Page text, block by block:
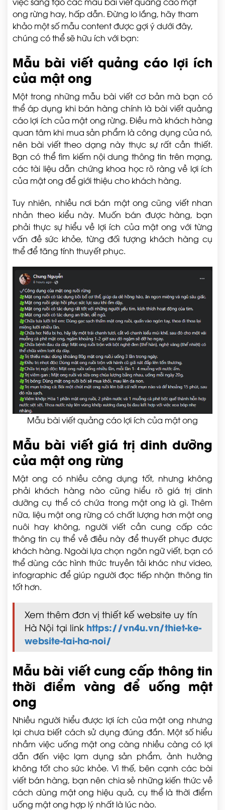
ong rừng hay, hấp dẫn. Đừng lo lắng, hãy tham
khảo một số mẫu content được gợi ý dưới đây,
chúng có thể sẽ hữu ích với bạn:
Mẫu bài viết quảng cáo lợi ích
của mật ong
Một trong những mẫu bài viết cơ bản mà bạn có
thể áp dụng khi bán hàng chính là bài viết quảng
cáo lợi ích của mật ong rừng. Điều mà khách hàng
quan tâm khi mua sản phẩm là công dụng của nó,
nên bài viết theo dạng này thực sự rất cần thiết.
Bạn có thể tìm kiếm nội dung thông tin trên mạng,
các tài liệu dẫn chứng khoa học rõ ràng về lợi ích
của mật ong để giới thiệu cho khách hàng.
Tuy nhiên, nhiều nơi bán mật ong cũng viết nhan
nhản theo kiểu này. Muốn bán được hàng, bạn
phải thực sự hiểu về lợi ích của mật ong với từng
vấn đề sức khỏe, từng đối tượng khách hàng cụ
thể để tăng tính thuyết phục.
Mẫu bài viết quảng cáo lợi ích của mật ong
Mẫu bài viết giá trị dinh dưỡng
của mật ong rừng
Mật ong có nhiều công dụng tốt, nhưng không
phải khách hàng nào cũng hiểu rõ giá trị dinh
dưỡng cụ thể có chứa trong mật ong là gì. Thêm
nữa, liệu mật ong rừng có chất lượng hơn mật ong
nuôi hay không, người viết cần cung cấp các
thông tin cụ thể về điều này để thuyết phục được
khách hàng. Ngoài lựa chọn ngôn ngữ viết, bạn có
thể dùng các hình thức truyền tải khác như video,
infographic để giúp người đọc tiếp nhận thông tin
tốt hơn.
Xem thêm đơn vị thiết kế website uy tín
Hà Nội tại link https://vn4u.vn/thiet-ke-
website-tai-ha-noi/
Mẫu bài viết cung cấp thông tin
thời điểm vàng để uống mật
ong
Nhiều người hiểu được lợi ích của mật ong nhưng
lại chưa biết cách sử dụng đúng đắn. Một số hiểu
nhầm việc uống mật ong càng nhiều càng có lợi
dẫn đến việc lạm dụng sản phẩm, ảnh hưởng
không tốt cho sức khỏe. Vì thế, bên cạnh các bài
viết bán hàng, bạn nên chia sẻ những kiến thức về
cách dùng mật ong hiệu quả, cụ thể là thời điểm
uống mật ong hợp lý nhất là lúc nào.